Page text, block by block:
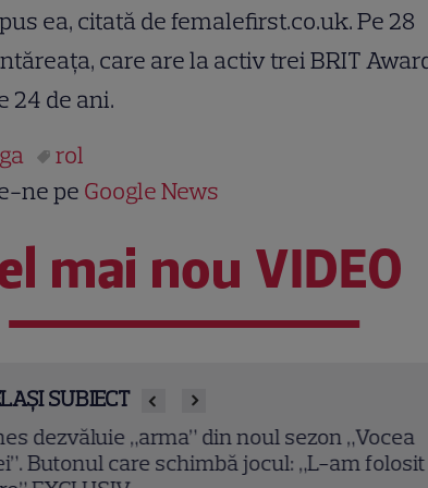
ea, citată de femalefirst.co.uk. Pe 28
care are la activ trei BRIT
24 de ani.
rol
ne pe Google News
mai nou VIDEO
SUBIECT
dezvăluie „arma” din noul sezon „Vocea
Butonul care schimbă jocul: „L-am folosit